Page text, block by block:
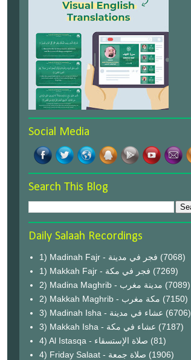
Social Media
Search This Blog
Daily Salaah Recordings
1) Madinah Fajr - فجر في مدينة (7068)
1) Makkah Fajr - فجر في مكة (7269)
2) Madina Maghrib - مدينة مغرب (7089)
2) Makkah Maghrib - مكة مغرب (7150)
3) Madinah Isha - عشاء في مدينة (6706)
3) Makkah Isha - عشاء في مكة (7187)
4) Al Istasqa - صلاة الإستسقاء (81)
4) Friday Salaat - صلاة جمعة (1906)